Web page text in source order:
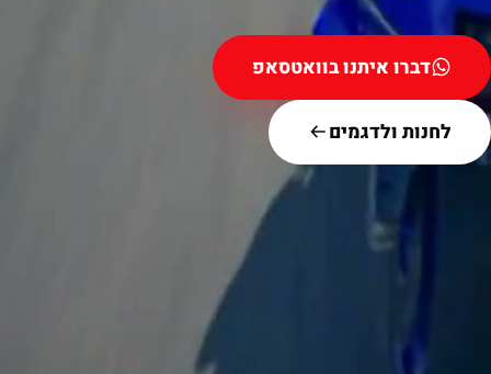
דברו איתנו בוואטסאפ
לחנות ולדגמים